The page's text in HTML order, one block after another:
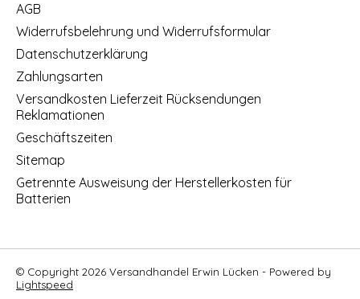
AGB
Widerrufsbelehrung und Widerrufsformular
Datenschutzerklärung
Zahlungsarten
Versandkosten Lieferzeit Rücksendungen
Reklamationen
Geschäftszeiten
Sitemap
Getrennte Ausweisung der Herstellerkosten für
Batterien
© Copyright 2026 Versandhandel Erwin Lücken - Powered by
Lightspeed